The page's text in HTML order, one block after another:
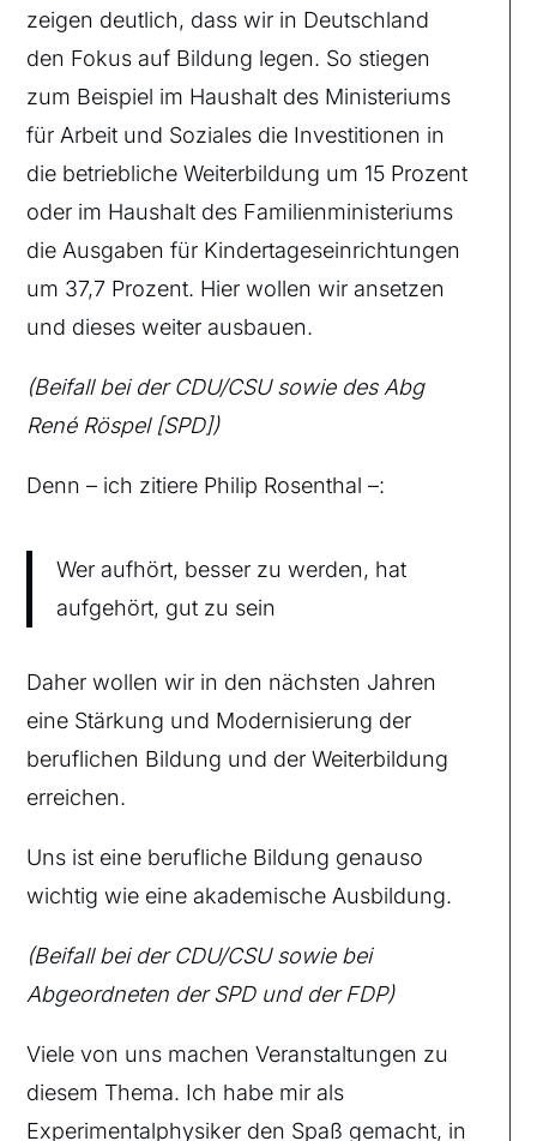
zeigen deutlich, dass wir in Deutschland
den Fokus auf Bildung legen. So stiegen
zum Beispiel im Haushalt des Ministeriums
für Arbeit und Soziales die Investitionen in
die betriebliche Weiterbildung um 15 Prozent
oder im Haushalt des Familienministeriums
die Ausgaben für Kindertageseinrichtungen
um 37,7 Prozent. Hier wollen wir ansetzen
und dieses weiter ausbauen.
(Beifall bei der CDU/CSU sowie des Abg
René Röspel [SPD])
Denn – ich zitiere Philip Rosenthal –:
Wer aufhört, besser zu werden, hat
aufgehört, gut zu sein
Daher wollen wir in den nächsten Jahren
eine Stärkung und Modernisierung der
beruflichen Bildung und der Weiterbildung
erreichen.
Uns ist eine berufliche Bildung genauso
wichtig wie eine akademische Ausbildung.
(Beifall bei der CDU/CSU sowie bei
Abgeordneten der SPD und der FDP)
Viele von uns machen Veranstaltungen zu
diesem Thema. Ich habe mir als
Experimentalphysiker den Spaß gemacht, in